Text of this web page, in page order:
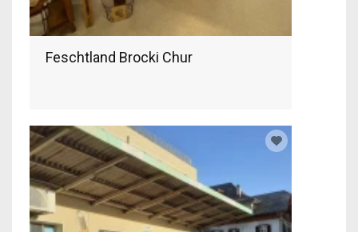
Feschtland Brocki Chur